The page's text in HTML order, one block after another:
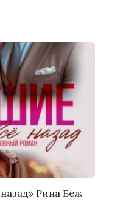
Рина Беж